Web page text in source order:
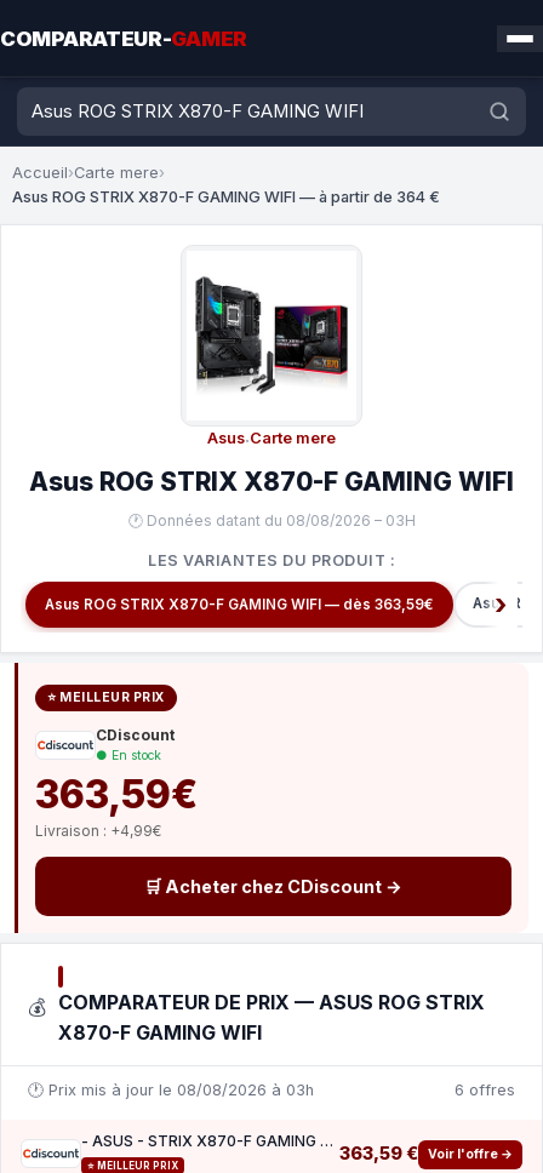
COMPARATEUR-GAMER
Accueil›Carte mere›
Asus ROG STRIX X870-F GAMING WIFI — à partir de 364 €
Asus·Carte mere
Asus ROG STRIX X870-F GAMING WIFI
🕐 Données datant du 08/08/2026 – 03H
LES VARIANTES DU PRODUIT :
Asus ROG STRIX X870-F GAMING WIFI — dès 363,59€ Asus
⭐ MEILLEUR PRIX
CDiscount
● En stock
363,59€
Livraison : +4,99€
🛒 Acheter chez CDiscount →
💰 COMPARATEUR DE PRIX — ASUS ROG STRIX
X870-F GAMING WIFI
🕐 Prix mis à jour le 08/08/2026 à 03h 6 offres
- ASUS - STRIX X870-F GAMING WIFI
⭐ MEILLEUR PRIX
363,59 € Voir l'offre →